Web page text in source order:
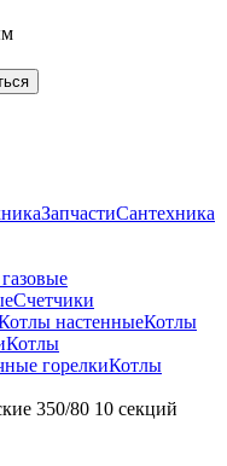
ЗапчастиСантехника
Счетчики
настенныеКотлы
Котлы
горелкиКотлы
350/80 10 секций